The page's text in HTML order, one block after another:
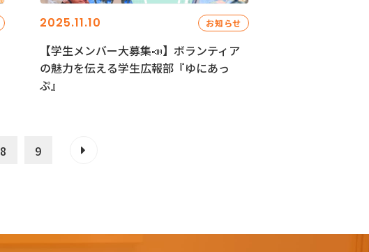
2025.11.10 お知らせ
【学生メンバー大募集📣】ボランティア
の魅力を伝える学生広報部『ゆにあっ
ぷ』
8 9